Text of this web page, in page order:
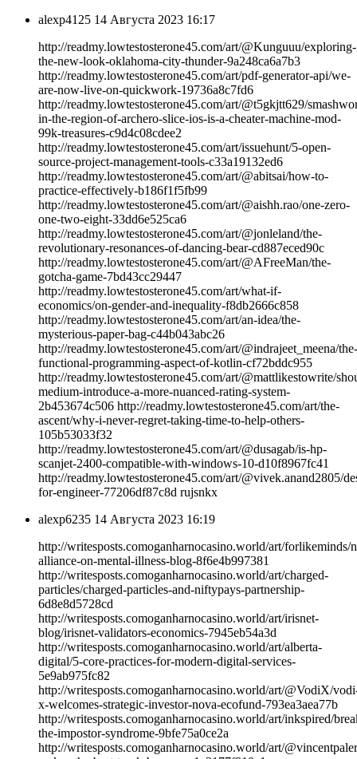
alexp4125 14 Августа 2023 16:17
http://readmy.lowtestosterone45.com/art/@Kunguuu/exploring-
the-new-look-oklahoma-city-thunder-9a248ca6a7b3
http://readmy.lowtestosterone45.com/art/pdf-generator-api/we-
are-now-live-on-quickwork-19736a8c7fd6
http://readmy.lowtestosterone45.com/art/@t5gkjtt629/
in-the-region-of-archero-slice-ios-is-a-cheater-machine-mod-
99k-treasures-c9d4c08cdee2
http://readmy.lowtestosterone45.com/art/issuehunt/5-open-
source-project-management-tools-c33a19132ed6
http://readmy.lowtestosterone45.com/art/@abitsai/how-to-
practice-effectively-b186f1f5fb99
http://readmy.lowtestosterone45.com/art/@aishh.rao/one-zero-
one-two-eight-33dd6e525ca6
http://readmy.lowtestosterone45.com/art/@jonleland/the-
revolutionary-resonances-of-dancing-bear-cd887eced90c
http://readmy.lowtestosterone45.com/art/@AFreeMan/the-
gotcha-game-7bd43cc29447
http://readmy.lowtestosterone45.com/art/what-if-
economics/on-gender-and-inequality-f8db2666c858
http://readmy.lowtestosterone45.com/art/an-idea/the-
mysterious-paper-bag-c44b043abc26
http://readmy.lowtestosterone45.com/art/@indrajeet_meena/the-
functional-programming-aspect-of-kotlin-cf72bddc955
http://readmy.lowtestosterone45.com/art/@mattlikestowrite/
medium-introduce-a-more-nuanced-rating-system-
2b453674c506 http://readmy.lowtestosterone45.com/art/the-
ascent/why-i-never-regret-taking-time-to-help-others-
105b53033f32
http://readmy.lowtestosterone45.com/art/@dusagab/is-hp-
scanjet-2400-compatible-with-windows-10-d10f8967fc41
http://readmy.lowtestosterone45.com/art/@vivek.anand2805/
for-engineer-77206df87c8d rujsnkx
alexp6235 14 Августа 2023 16:19
http://writesposts.comoganharnocasino.world/art/forlikeminds/
alliance-on-mental-illness-blog-8f6e4b997381
http://writesposts.comoganharnocasino.world/art/charged-
particles/charged-particles-and-niftypays-partnership-
6d8e8d5728cd
http://writesposts.comoganharnocasino.world/art/irisnet-
blog/irisnet-validators-economics-7945eb54a3d
http://writesposts.comoganharnocasino.world/art/alberta-
digital/5-core-practices-for-modern-digital-services-
5e9ab975fc82
http://writesposts.comoganharnocasino.world/art/@VodiX/
x-welcomes-strategic-investor-nova-ecofund-793ea3aea77b
http://writesposts.comoganharnocasino.world/art/inkspired/
the-impostor-syndrome-9bfe75a0ce2a
http://writesposts.comoganharnocasino.world/art/